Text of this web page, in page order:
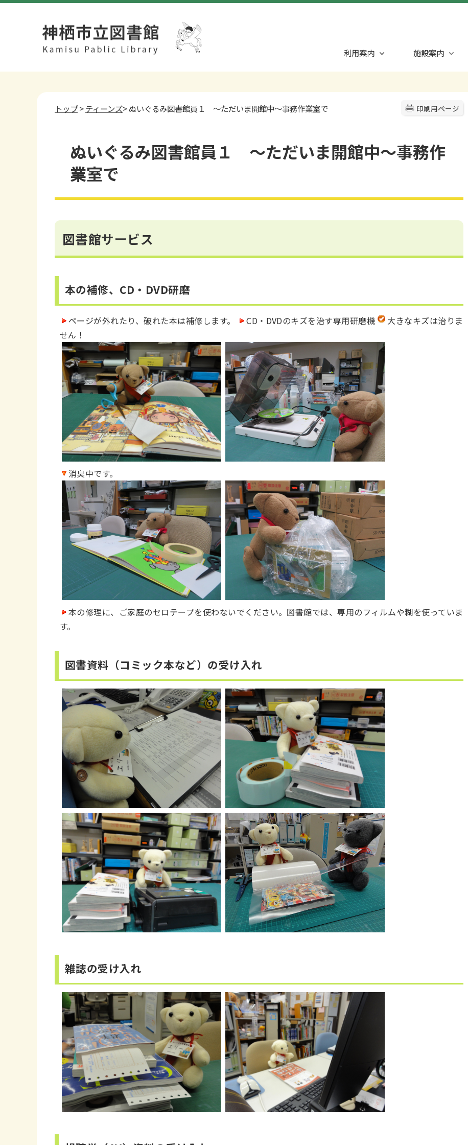
利用案内 施設案内
印刷用ページ
トップ>ティーンズ> ぬいぐるみ図書館員１ ～ただいま開館中～事務作業室で
ぬいぐるみ図書館員１ ～ただいま開館中～事務作
業室で
図書館サービス
本の補修、CD・DVD研磨
ページが外れたり、破れた本は補修します。 CD・DVDのキズを治す専用研磨機
大きなキズは治りま
せん！
消臭中です。
本の修理に、ご家庭のセロテープを使わないでください。図書館では、専用のフィルムや糊を使っていま
す。
図書資料（コミック本など）の受け入れ
雑誌の受け入れ